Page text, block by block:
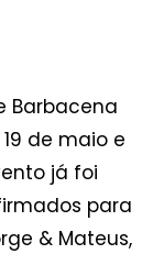
Barbacena
de maio e
já foi
para
& Mateus,